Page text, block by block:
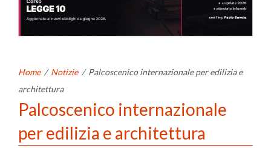
Home / Notizie / Palcoscenico internazionale per edilizia e
architettura
Palcoscenico internazionale
per edilizia e architettura